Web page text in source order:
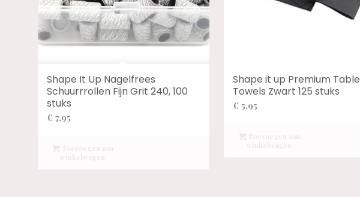
Shape It Up Nagelfrees
Schuurrrollen Fijn Grit 240, 100
stuks
€ 7,95
Shape it up Premium Table
Towels Zwart 125 stuks
€ 5,95